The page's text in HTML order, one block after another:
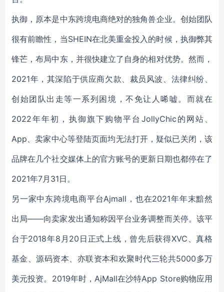
执御，原本是中东跨境电商绝对的独角兽企业。创始团队
很有前瞻性，当SHEIN在北美重金投入的时候，执御弊其
锋芒，布局中东，并很快建立了自身的相对优势。然而，
2021年，其深陷于供应商欠款、裁员风波、法律纠纷、
创始团队出走等一系列困境，不免让人唏嘘。而就在
2022年年初，执御旗下购物平台JollyChic的网站、
App、卖家中心等登陆页面均无法打开，疑似已关闭，该
品牌在几个社交媒体上的官方账号的更新日期也都停在了
2021年7月31日。
另一家中东跨境电商平台Ajmall，也在2021年年末黯然
出局——向卖家发出通知称因平台业务调整而关停。该平
台于2018年8月20日正式上线，曾先后获得XVC、真格
基金、源码资本、亦联资本和欢聚时代三轮共5000多万
美元投资。2019年时，AjMall在沙特App Store购物应用